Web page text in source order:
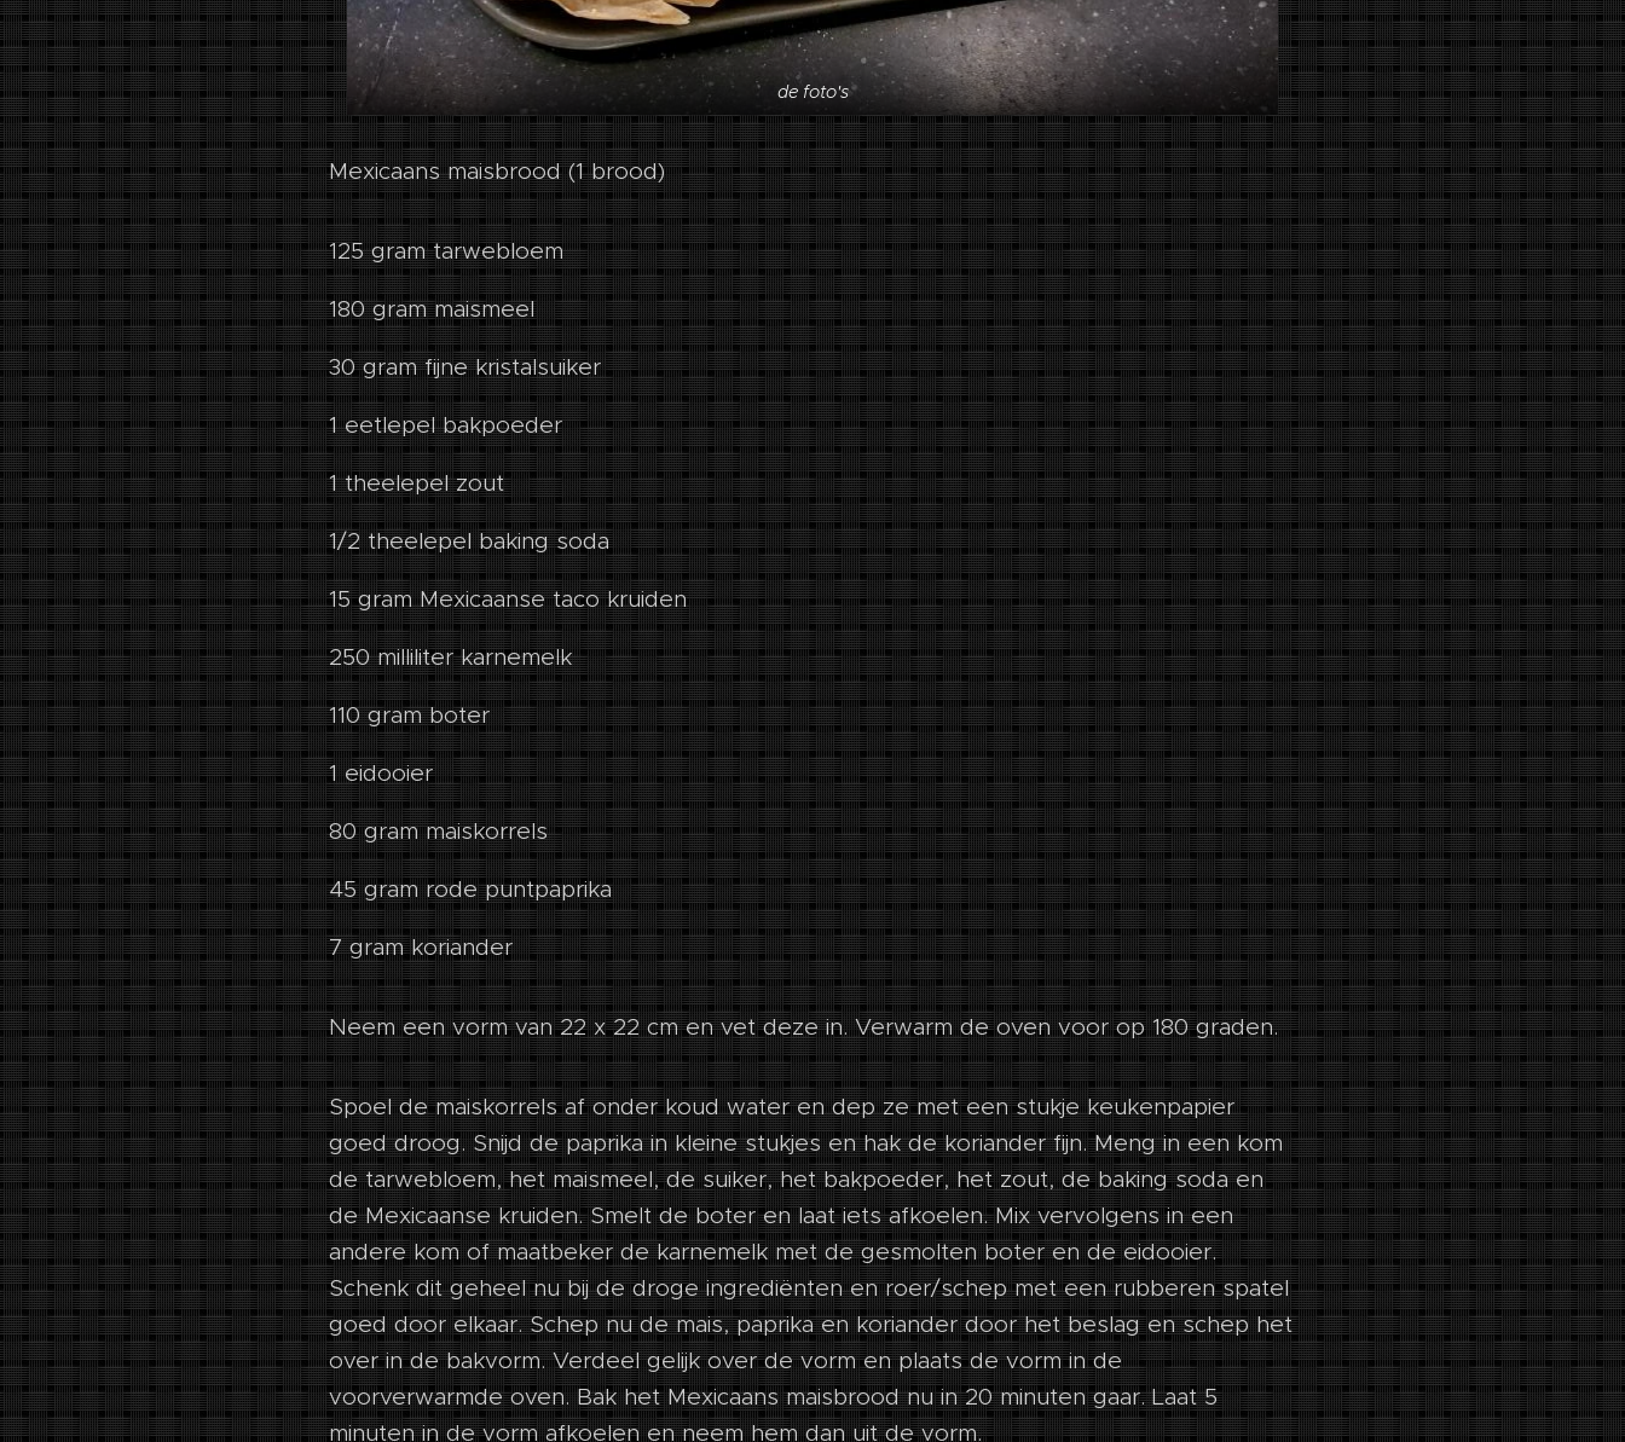
de foto's
Mexicaans maisbrood (1 brood)
125 gram tarwebloem
180 gram maismeel
30 gram fijne kristalsuiker
1 eetlepel bakpoeder
1 theelepel zout
1/2 theelepel baking soda
15 gram Mexicaanse taco kruiden
250 milliliter karnemelk
110 gram boter
1 eidooier
80 gram maiskorrels
45 gram rode puntpaprika
7 gram koriander
Neem een vorm van 22 x 22 cm en vet deze in. Verwarm de oven voor op 180 graden.
Spoel de maiskorrels af onder koud water en dep ze met een stukje keukenpapier
goed droog. Snijd de paprika in kleine stukjes en hak de koriander fijn. Meng in een kom
de tarwebloem, het maismeel, de suiker, het bakpoeder, het zout, de baking soda en
de Mexicaanse kruiden. Smelt de boter en laat iets afkoelen. Mix vervolgens in een
andere kom of maatbeker de karnemelk met de gesmolten boter en de eidooier.
Schenk dit geheel nu bij de droge ingrediënten en roer/schep met een rubberen spatel
goed door elkaar. Schep nu de mais, paprika en koriander door het beslag en schep het
over in de bakvorm. Verdeel gelijk over de vorm en plaats de vorm in de
voorverwarmde oven. Bak het Mexicaans maisbrood nu in 20 minuten gaar. Laat 5
minuten in de vorm afkoelen en neem hem dan uit de vorm.